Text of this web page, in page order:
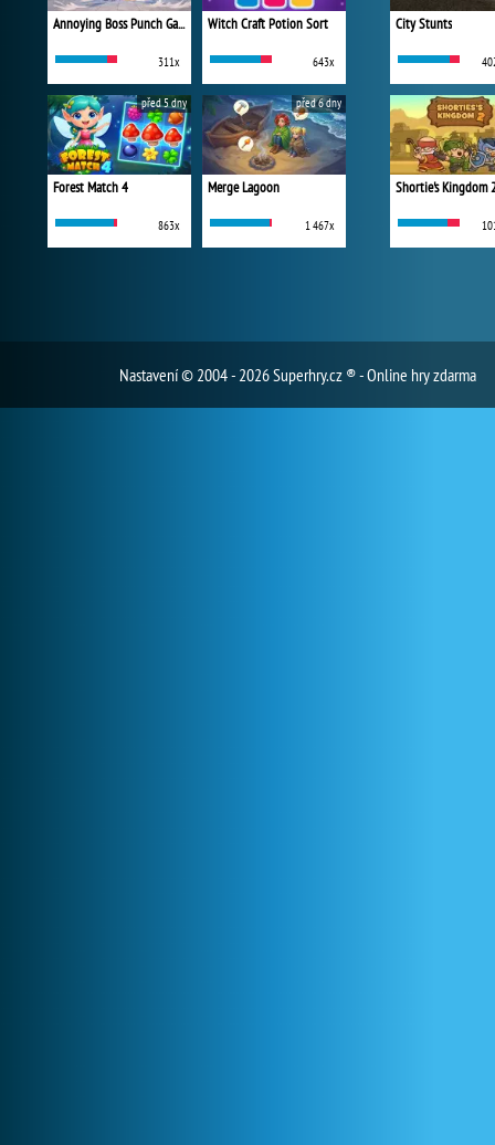
Annoying Boss Punch Game
311x
Witch Craft Potion Sort
643x
Forest Match 4
863x
před 5 dny
Merge Lagoon
1 467x
před 6 dny
City Stunts
Shortie's Kingdom
Nastavení© 2004 - 2026 Superhry.cz ® - Online hry zdarma